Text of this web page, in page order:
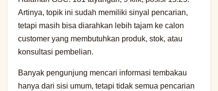
Artinya, topik ini sudah memiliki sinyal pencarian,
tetapi masih bisa diarahkan lebih tajam ke calon
customer yang membutuhkan produk, stok, atau
konsultasi pembelian.
Banyak pengunjung mencari informasi tembakau
hanya dari sisi umum, tetapi tidak semua pencarian